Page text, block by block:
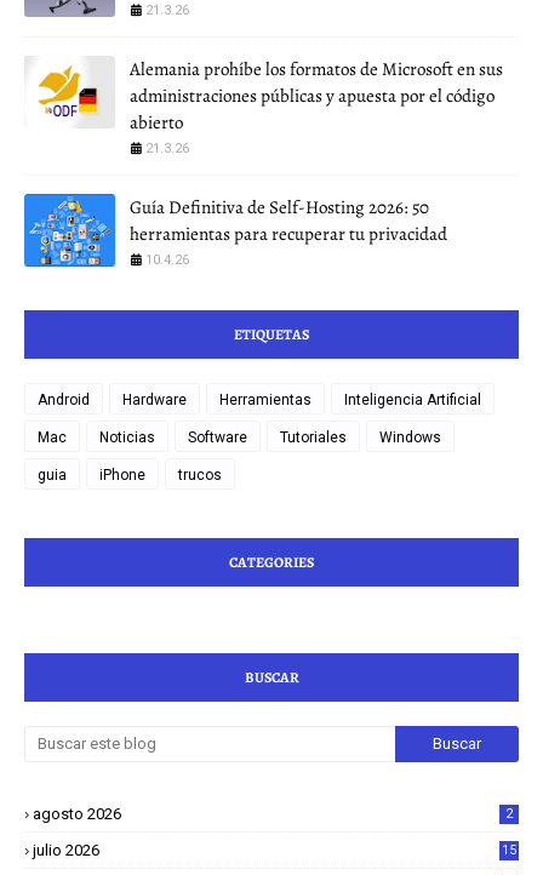
21.3.26
Alemania prohíbe los formatos de Microsoft en sus
administraciones públicas y apuesta por el código
abierto
21.3.26
Guía Definitiva de Self-Hosting 2026: 50
herramientas para recuperar tu privacidad
10.4.26
ETIQUETAS
Android Hardware Herramientas Inteligencia Artificial
Mac Noticias Software Tutoriales Windows
guia iPhone trucos
CATEGORIES
BUSCAR
agosto 2026 2
julio 2026 15